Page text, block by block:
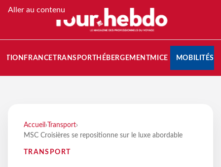
Aller au contenu
FRANCETRANSPORT HÉBERGEMENTMICE MOBILITÉS
Accueil › Transport›
MSC Croisières se repositionne sur le luxe abordable
TRANSPORT